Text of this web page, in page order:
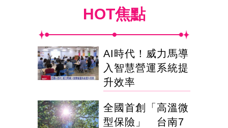
HOT焦點
AI時代！威力馬導
入智慧營運系統提
升效率
全國首創「高溫微
型保險」 台南7